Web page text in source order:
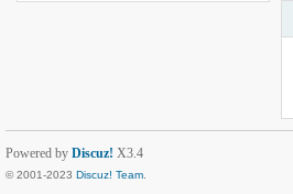
Powered by Discuz! X3.4
© 2001-2023 Discuz! Team